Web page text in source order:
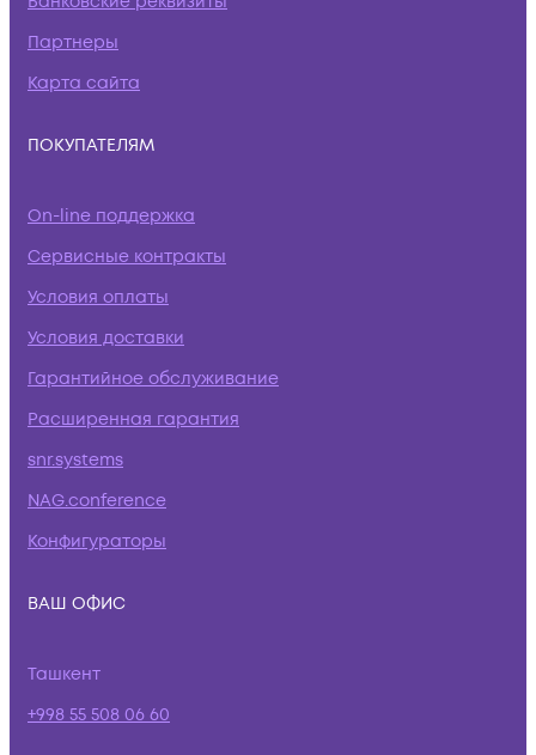
Партнеры
Карта сайта
ПОКУПАТЕЛЯМ
On-line поддержка
Сервисные контракты
Условия оплаты
Условия доставки
Гарантийное обслуживание
Расширенная гарантия
snr.systems
NAG.conference
Конфигураторы
ВАШ ОФИС
Ташкент
+998 55 508 06 60